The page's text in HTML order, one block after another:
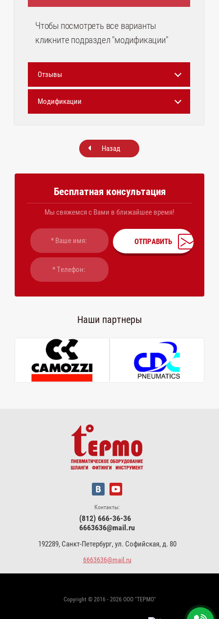
Чтобы посмотреть все варианты
кликните подраздел "модификации"
Отзывы
Модификации
Назад
Бесплатная консультация
Мы свяжемся с Вами в ближайшее время!
ОТПРАВИТЬ
Наши партнеры
Контакты:
(812) 666-36-36
6663636@mail.ru
192289, Санкт-Петербург, ул. Софийская, д. 80
6663636@mail.ru
Copyright © 2016 - 2026 ООО "ТЕРМО"